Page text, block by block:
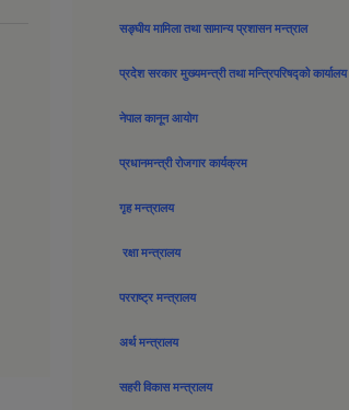
सङ्घीय मामिला तथा सामान्य प्रशासन मन्त्राल
प्रदेश सरकार मुख्यमन्त्री तथा मन्त्रिपरिषद्को कार्यालय
नेपाल कानून आयोग
प्रधानमन्त्री रोजगार कार्यक्रम
गृह मन्त्रालय
रक्षा मन्त्रालय
परराष्ट्र मन्त्रालय
अर्थ मन्त्रालय
सहरी विकास मन्त्रालय